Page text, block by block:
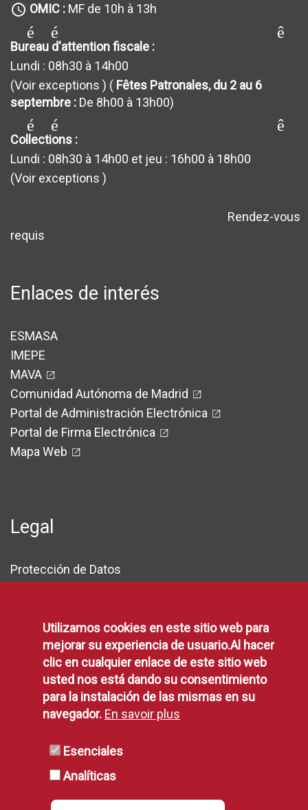
query_builder OMIC : MF de 10h à 13h
générateur_de
Bureau d'attention fiscale :
Lundi : 08h30 à 14h00
(Voir exceptions ) ( Fêtes Patronales, du 2 au 6
septembre : De 8h00 à 13h00)
générateur_de
Collections :
Lundi : 08h30 à 14h00 et jeu : 16h00 à 18h00
(Voir exceptions )
Rendez-vous
requis
Enlaces de interés
ESMASA
IMEPE
MAVA
Comunidad Autónoma de Madrid
Portal de Administración Electrónica
Portal de Firma Electrónica
Mapa Web
Legal
Protección de Datos
Disponibilidad
Declaración de Accesibilidad
Política de Cookies
Utilizamos cookies en este sitio web para
mejorar su experiencia de usuario.Al hacer
clic en cualquier enlace de este sitio web
usted nos está dando su consentimiento
para la instalación de las mismas en su
navegador. En savoir plus
Esenciales
Analíticas